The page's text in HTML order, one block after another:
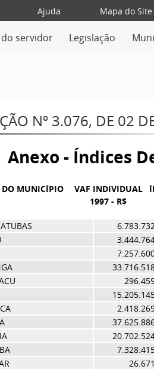
Ajuda Mapa do Site
servidor Legislação
Nº 3.076, DE 02
Anexo - Índices
DO MUNICÍPIO
VAF INDIVIDUAL
1997 - R$
26.671